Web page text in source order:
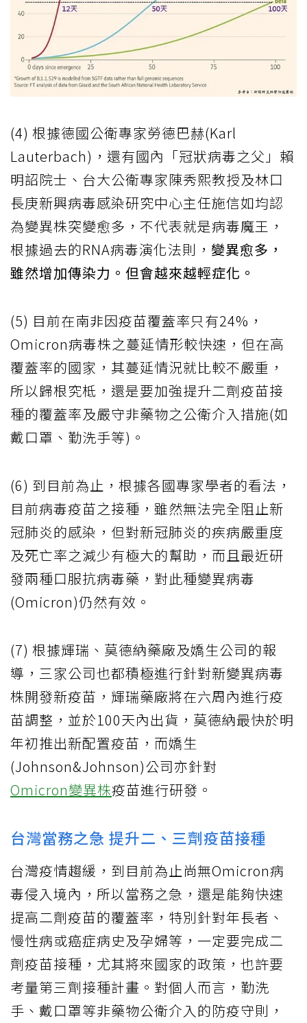
(4) 根據德國公衛專家勞德巴赫(Karl
Lauterbach)，還有國內「冠狀病毒之父」賴
明詔院士、台大公衛專家陳秀熙教授及林口
長庚新興病毒感染研究中心主任施信如均認
為變異株突變愈多，不代表就是病毒魔王，
根據過去的RNA病毒演化法則， 變異愈多，
雖然增加傳染力。但會越來越輕症化。
(5) 目前在南非因疫苗覆蓋率只有24%，
Omicron病毒株之蔓延情形較快速，但在高
覆蓋率的國家，其蔓延情況就比較不嚴重，
所以歸根究柢，還是要加強提升二劑疫苗接
種的覆蓋率及嚴守非藥物之公衛介入措施(如
戴口罩、勤洗手等)。
(6) 到目前為止，根據各國專家學者的看法，
目前病毒疫苗之接種，雖然無法完全阻止新
冠肺炎的感染，但對新冠肺炎的疾病嚴重度
及死亡率之減少有極大的幫助，而且最近研
發兩種口服抗病毒藥，對此種變異病毒
(Omicron)仍然有效。
(7) 根據輝瑞、莫德納藥廠及嬌生公司的報
導，三家公司也都積極進行針對新變異病毒
株開發新疫苗，輝瑞藥廠將在六周內進行疫
苗調整，並於100天內出貨，莫德納最快於明
年初推出新配置疫苗，而嬌生
(Johnson&Johnson)公司亦針對
Omicron變異株疫苗進行研發。
台灣當務之急 提升二、三劑疫苗接種
台灣疫情趨緩，到目前為止尚無Omicron病
毒侵入境內，所以當務之急，還是能夠快速
提高二劑疫苗的覆蓋率，特別針對年長者、
慢性病或癌症病史及孕婦等，一定要完成二
劑疫苗接種，尤其將來國家的政策，也許要
考量第三劑接種計畫。對個人而言，勤洗
手、戴口罩等非藥物公衛介入的防疫守則，